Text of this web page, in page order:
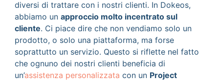
diversi di trattare con i nostri clienti. In Dokeos,
abbiamo un approccio molto incentrato sul
cliente. Ci piace dire che non vendiamo solo un
prodotto, o solo una piattaforma, ma forse
soprattutto un servizio. Questo si riflette nel fatto
che ognuno dei nostri clienti beneficia di
un’assistenza personalizzata con un Project